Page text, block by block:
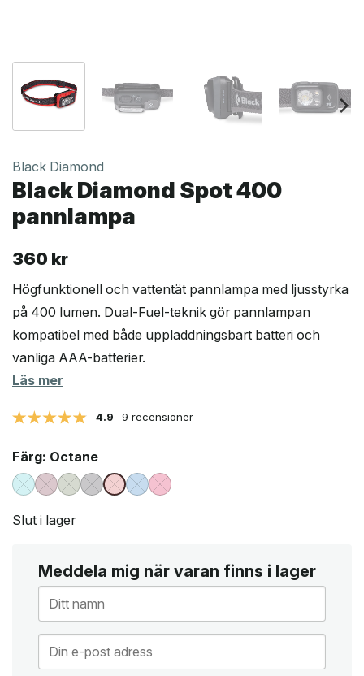
Black Diamond
Black Diamond Spot 400
pannlampa
360 kr
Högfunktionell och vattentät pannlampa med ljusstyrka
på 400 lumen. Dual-Fuel-teknik gör pannlampan
kompatibel med både uppladdningsbart batteri och
vanliga AAA-batterier.
Läs mer
4.9 9 recensioner
Färg: Octane
Slut i lager
Meddela mig när varan finns i lager